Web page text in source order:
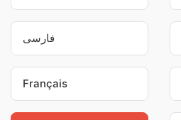
فارسی
Français